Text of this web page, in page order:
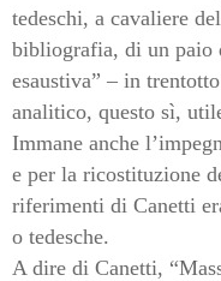
tedeschi, a cavaliere
bibliografia, di un paio
esaustiva” – in
analitico, questo sì,
Immane anche
e per la ricostituzione
riferimenti di Canetti
o tedesche.
A dire di Canetti,